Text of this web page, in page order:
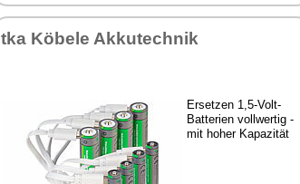
tka Kö­be­le Ak­ku­tech­nik
Er­set­zen 1,5-Volt-
Bat­te­ri­en voll­wer­tig -
mit ho­her Ka­pa­zi­tät